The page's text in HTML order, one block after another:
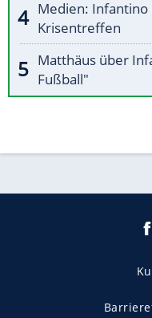
Medien:
Krisentreffen
Matthäus über
Fußball"